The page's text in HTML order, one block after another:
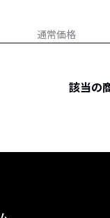
記事ランキング
ーカスブランド
通常価格
該当の